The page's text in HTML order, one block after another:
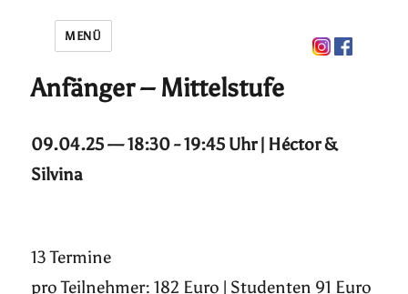
MENÜ
Anfänger – Mittelstufe
09.04.25 — 18:30 - 19:45 Uhr | Héctor &
Silvina
13 Termine
pro Teilnehmer: 182 Euro | Studenten 91 Euro